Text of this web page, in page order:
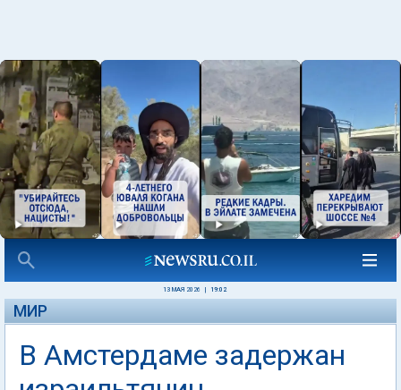
13 МАЯ 2026 19:02
МИР
В Амстердаме задержан